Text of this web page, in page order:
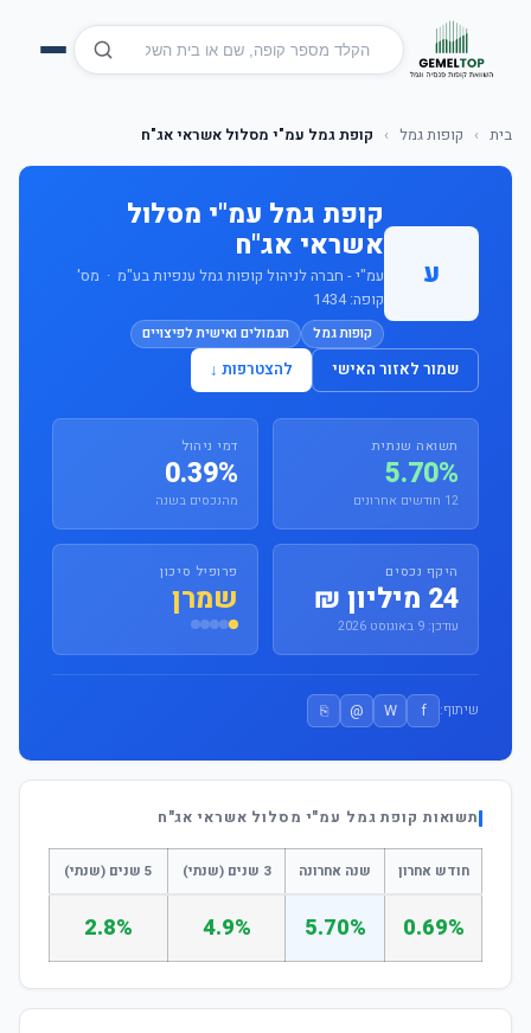
בית › קופות גמל › קופת גמל עמ"י מסלול אשראי אג"ח
ע
קופת גמל עמ"י מסלול
אשראי אג"ח
עמ"י - חברה לניהול קופות גמל ענפיות בע"מ · מס'
קופה: 1434
קופות גמל תגמולים ואישית לפיצויים
שמור לאזור האישי להצטרפות ↓
תשואה שנתית
5.70%
12 חודשים אחרונים
דמי ניהול
0.39%
מהנכסים בשנה
היקף נכסים
24 מיליון ₪
עודכן: 9 באוגוסט 2026
פרופיל סיכון
שמרן
שיתוף: f
W
@
⎘
תשואות קופת גמל עמ"י מסלול אשראי אג"ח
חודש אחרון שנה אחרונה 3 שנים (שנתי) 5 שנים (שנתי)
0.69%
5.70%
4.9%
2.8%